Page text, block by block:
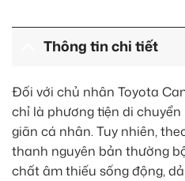
Thông tin chi tiết
Đối với chủ nhân Toyota
chỉ là phương tiện di
giãn cá nhân. Tuy nhiên,
thanh nguyên bản thường
chất âm thiếu sống động,